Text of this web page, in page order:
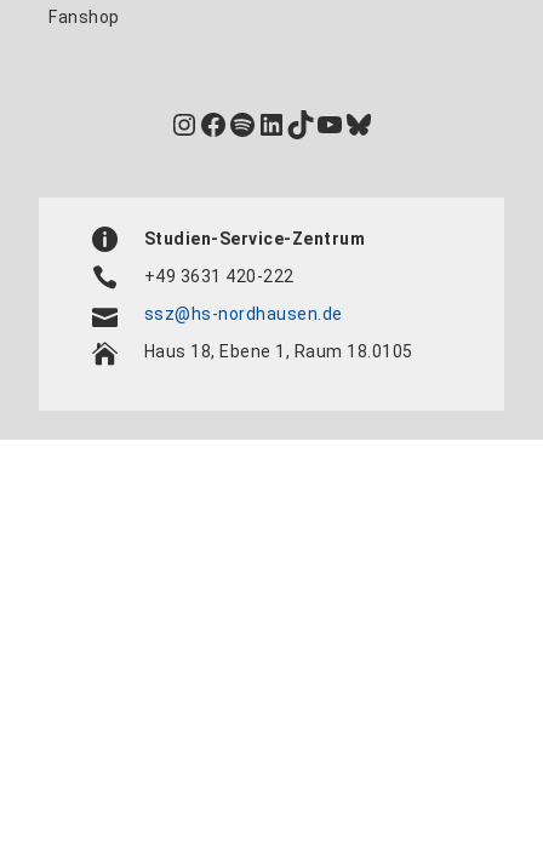
Fanshop
Instagram
Facebook
Spotify
LinkedIn
TikTok
YouTube
Bluesky
Studien-Service-Zentrum
+49 3631 420-222
ssz@hs-nordhausen.de
Haus 18, Ebene 1, Raum 18.0105